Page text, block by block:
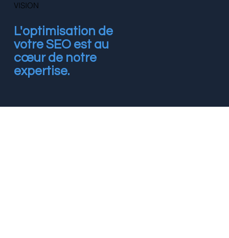
VISION
L'optimisation de
votre SEO est au
cœur de notre
expertise.